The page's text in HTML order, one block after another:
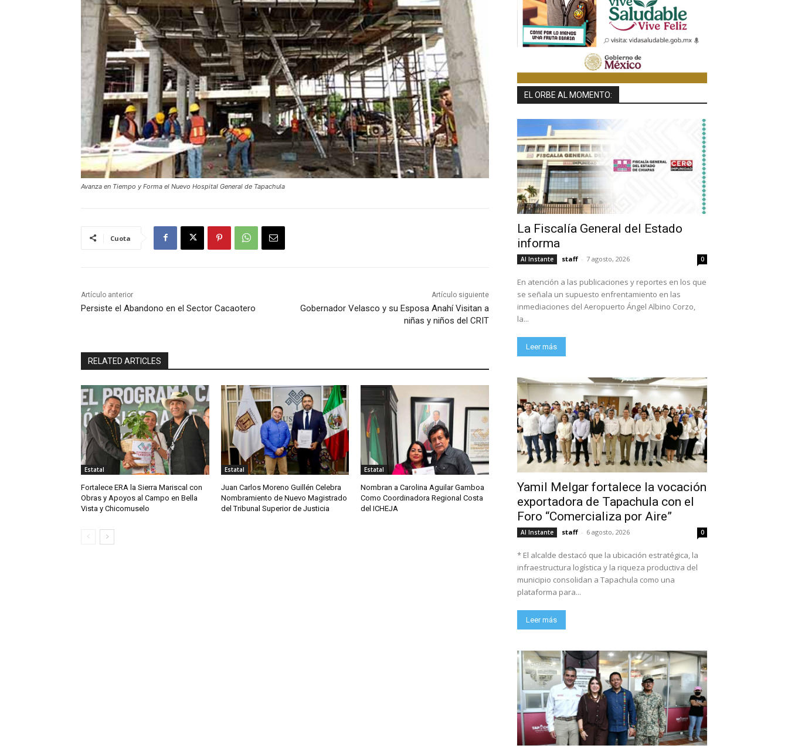
Avanza en Tiempo y Forma el Nuevo Hospital General de Tapachula
Cuota
Artículo anterior
Persiste el Abandono en el Sector Cacaotero
Artículo siguiente
Gobernador Velasco y su Esposa Anahí Visitan a
niñas y niños del CRIT
RELATED ARTICLES
Estatal
Fortalece ERA la Sierra Mariscal con
Obras y Apoyos al Campo en Bella
Vista y Chicomuselo
Estatal
Juan Carlos Moreno Guillén Celebra
Nombramiento de Nuevo Magistrado
del Tribunal Superior de Justicia
Estatal
Nombran a Carolina Aguilar Gamboa
Como Coordinadora Regional Costa
del ICHEJA
EL ORBE AL MOMENTO:
La Fiscalía General del Estado
informa
Al Instante staff - 7 agosto, 2026 0
En atención a las publicaciones y reportes en los que
se señala un supuesto enfrentamiento en las
inmediaciones del Aeropuerto Ángel Albino Corzo,
la...
Leer más
Yamil Melgar fortalece la vocación
exportadora de Tapachula con el
Foro “Comercializa por Aire”
Al Instante staff - 6 agosto, 2026 0
* El alcalde destacó que la ubicación estratégica, la
infraestructura logística y la riqueza productiva del
municipio consolidan a Tapachula como una
plataforma para...
Leer más